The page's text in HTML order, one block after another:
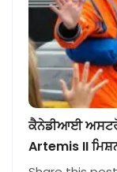
ਕੈਨੇਡੀਆਈ
Artemis II